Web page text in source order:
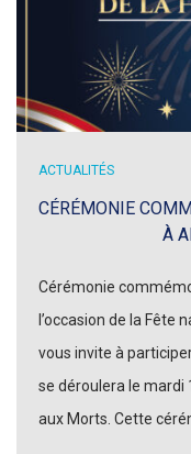
ACTUALITÉS
CÉRÉMONIE
À
Cérémonie
l’occasion de la Fête
vous invite à
se déroulera le mardi
aux Morts. Cette